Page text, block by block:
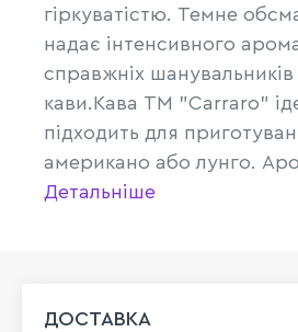
гіркуватістю. Темне
надає інтенсивного
справжніх шанувальників
кави.Кава ТМ "Carraro"
підходить для
американо або лунго.
Детальніше
ДОСТАВКА